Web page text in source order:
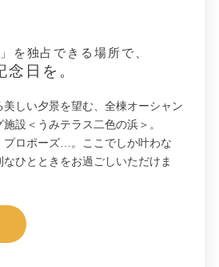
を独占できる場所で、
日を。
しい夕景を望む、全棟オーシャン
設＜うみテラス二色の浜＞。
プロポーズ…。ここでしか叶わな
ひとときをお過ごしいただけま